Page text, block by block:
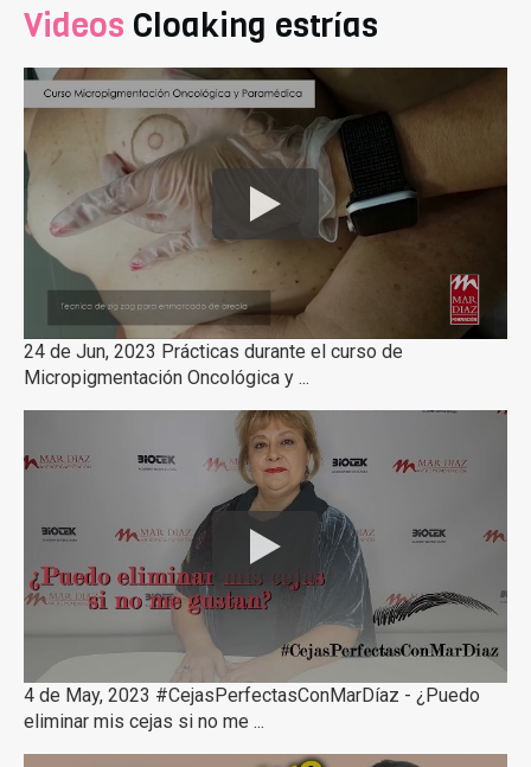
Videos Cloaking estrías
24 de Jun, 2023 Prácticas durante el curso de
Micropigmentación Oncológica y ...
4 de May, 2023 #CejasPerfectasConMarDíaz - ¿Puedo
eliminar mis cejas si no me ...